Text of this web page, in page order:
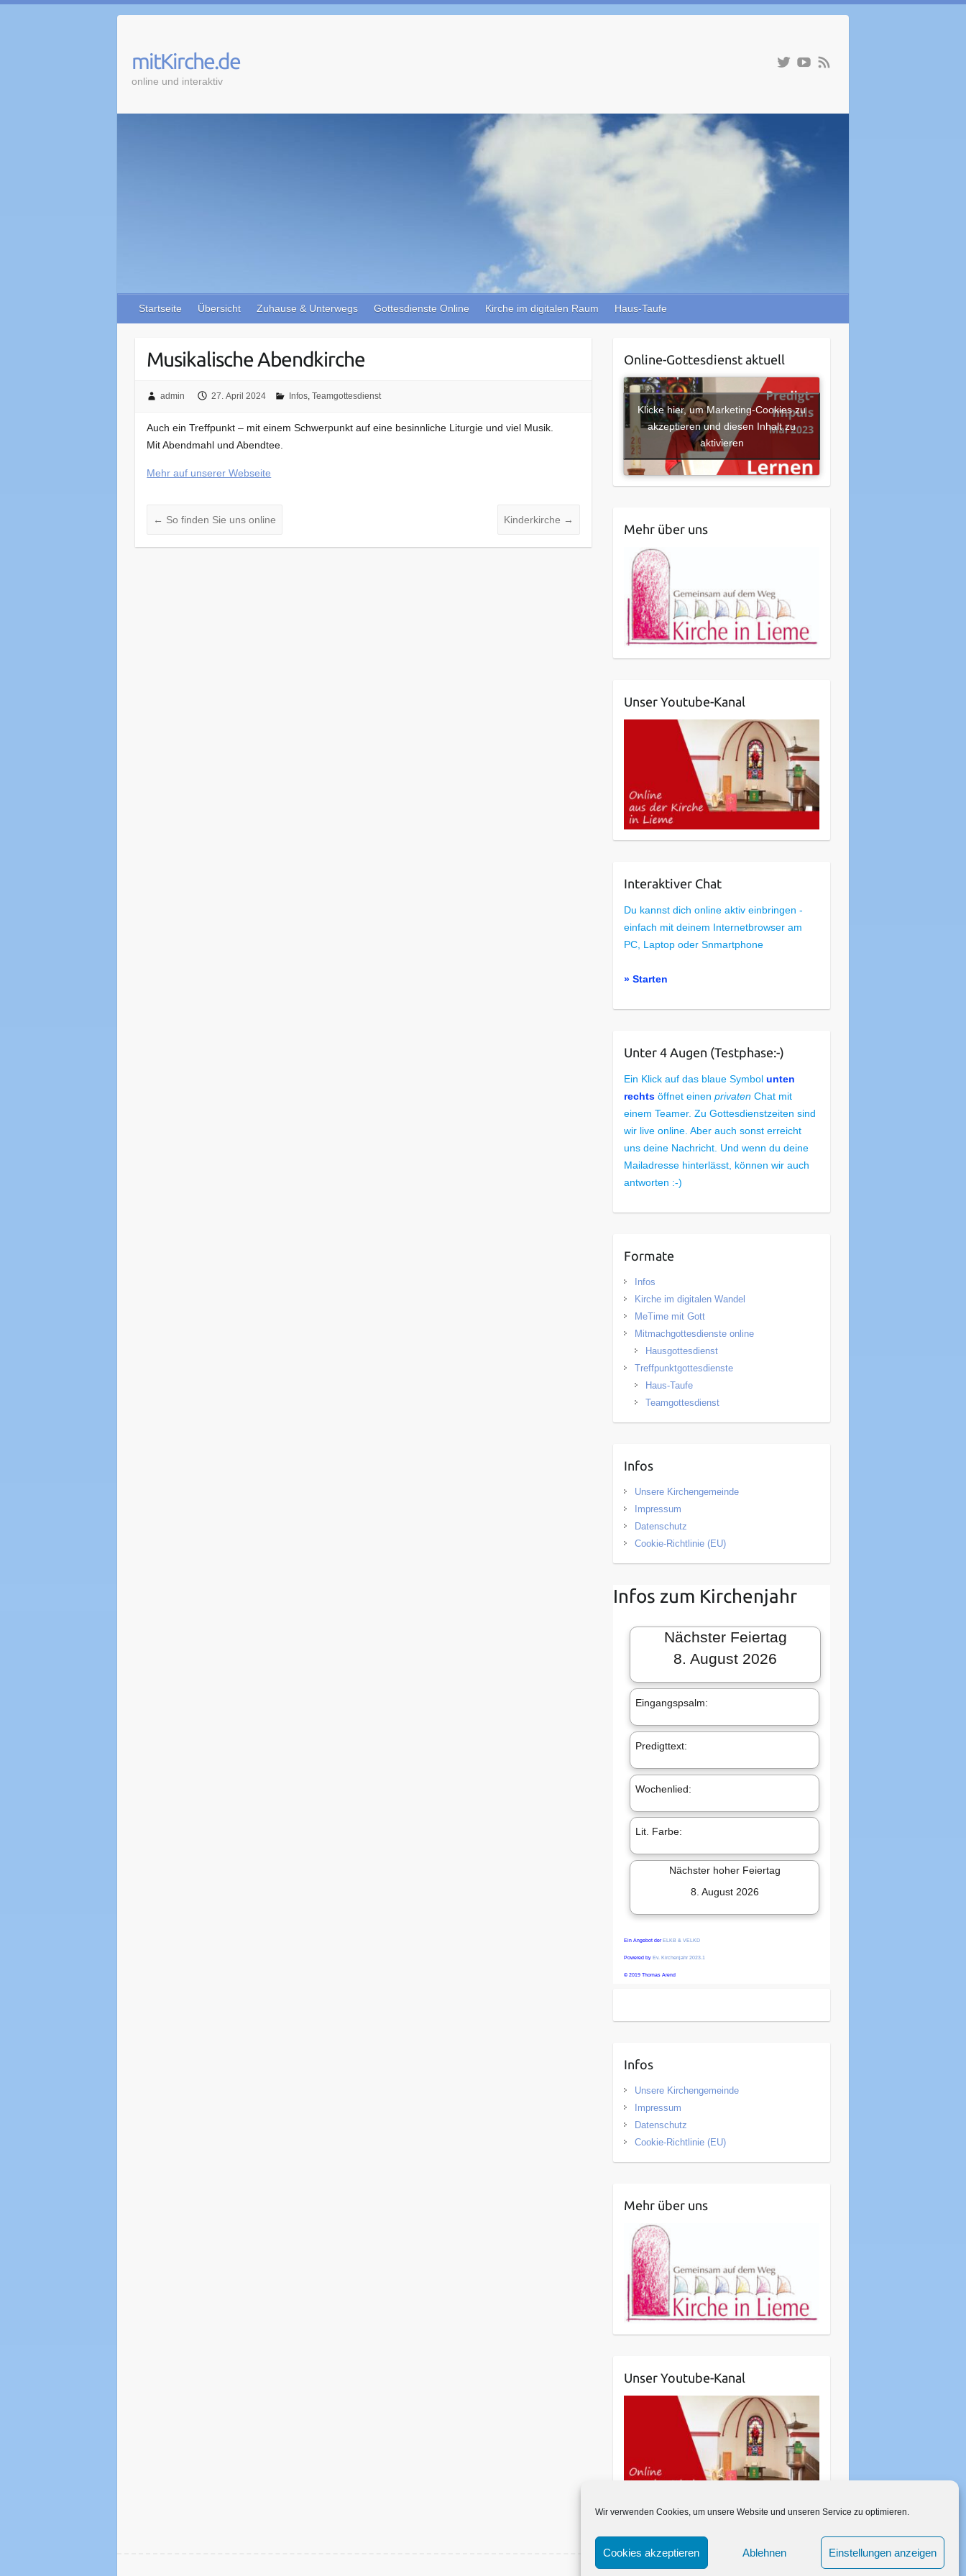
Wir verwenden Cookies, um unsere Website und unseren Service zu optimieren.
Cookies akzeptieren Ablehnen Einstellungen anzeigen
mitKirche.de
online und interaktiv
Startseite Übersicht Zuhause & Unterwegs Gottesdienste Online Kirche im digitalen Raum Haus-Taufe
Musikalische Abendkirche
admin 27. April 2024 Infos, Teamgottesdienst
Auch ein Treffpunkt – mit einem Schwerpunkt auf eine besinnliche Liturgie und viel Musik.
Mit Abendmahl und Abendtee.
Mehr auf unserer Webseite
← So finden Sie uns online Kinderkirche →
Online-Gottesdienst aktuell
Klicke hier, um Marketing-Cookies zu
akzeptieren und diesen Inhalt zu
aktivieren
Mehr über uns
Unser Youtube-Kanal
Interaktiver Chat
Du kannst dich online aktiv einbringen -
einfach mit deinem Internetbrowser am
PC, Laptop oder Snmartphone
» Starten
Unter 4 Augen (Testphase:-)
Ein Klick auf das blaue Symbol unten
rechtsöffnet einen privatenChat mit
einem Teamer. Zu Gottesdienstzeiten sind
wir live online. Aber auch sonst erreicht
uns deine Nachricht. Und wenn du deine
Mailadresse hinterlässt, können wir auch
antworten :-)
Formate
Infos
Kirche im digitalen Wandel
MeTime mit Gott
Mitmachgottesdienste online
Hausgottesdienst
Treffpunktgottesdienste
Haus-Taufe
Teamgottesdienst
Infos
Unsere Kirchengemeinde
Impressum
Datenschutz
Cookie-Richtlinie (EU)
Infos zum Kirchenjahr
Nächster Feiertag
8. August 2026
Ein­gangs­psalm:
Pre­digt­text:
Woc­hen­lied:
Lit. Farbe:
Nächster hoher Feiertag
8. August 2026
Ein Angebot der ELKB & VELKD
Powered by Ev. Kirchenjahr 2023.1
© 2019 Thomas Arend
Infos
Unsere Kirchengemeinde
Impressum
Datenschutz
Cookie-Richtlinie (EU)
Mehr über uns
Unser Youtube-Kanal